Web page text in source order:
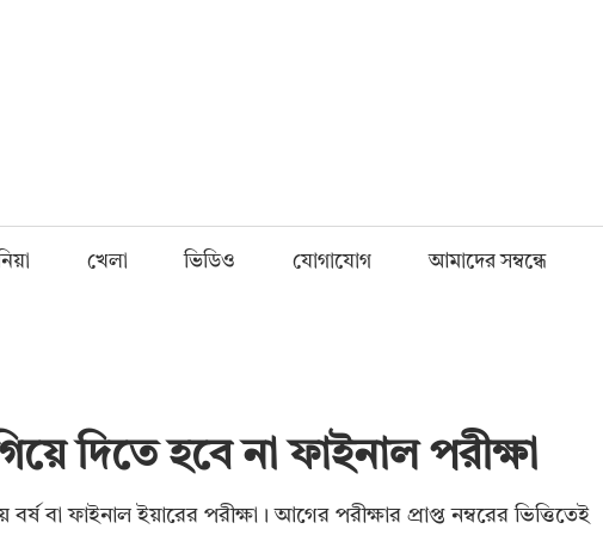
খেলা ভিডিও যোগাযোগ আমাদের সম্বন্ধে
দিতে হবে না ফাইনাল পরীক্ষা
বা ফাইনাল ইয়ারের পরীক্ষা। আগের পরীক্ষার প্রাপ্ত নম্বরের ভিত্তিতেই